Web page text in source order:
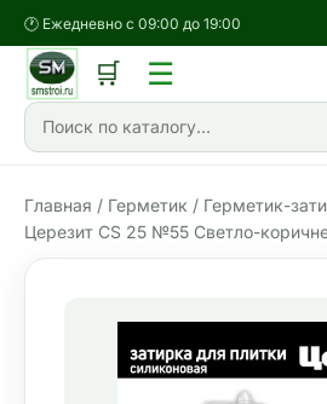
🕐 Ежедневно с 09:00 до 19:00
🛒 ☰
Главная / Герметик / Герметик-
Церезит CS 25 №55 Светло-